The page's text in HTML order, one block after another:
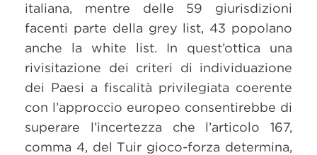
italiana, mentre delle 59 giurisdizioni
facenti parte della grey list, 43 popolano
anche la white list. In quest’ottica una
rivisitazione dei criteri di individuazione
dei Paesi a fiscalità privilegiata coerente
con l’approccio europeo consentirebbe di
superare l’incertezza che l’articolo 167,
comma 4, del Tuir gioco-forza determina,